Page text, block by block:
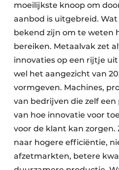
moeilijkste knoop om
aanbod is uitgebreid.
bekend zijn om te weten
bereiken. Metaalvak zet
innovaties op een rijtje uit
wel het aangezicht van
vormgeven. Machines,
van bedrijven die zelf
van hoe innovatie voor
voor de klant kan zorgen.
naar hogere efficiëntie,
afzetmarkten, betere